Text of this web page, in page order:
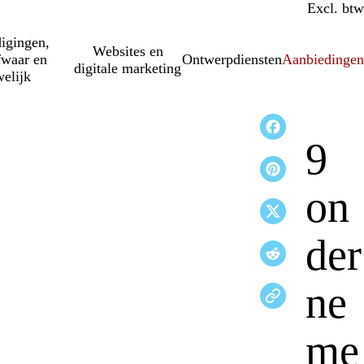
Incl. btw
Excl. btw
en
Websites en
digitale marketing
OntwerpdienstenAanbiedingen
9
on
der
ne
me